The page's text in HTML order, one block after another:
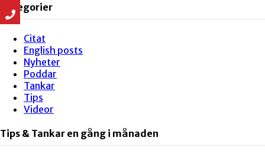
Kategorier
Citat
English posts
Nyheter
Poddar
Tankar
Tips
Videor
Tips & Tankar en gång i månaden